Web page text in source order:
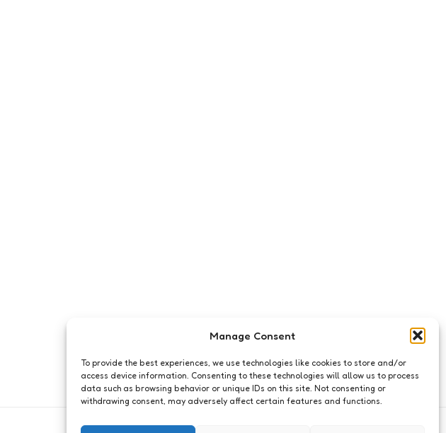
Manage Consent
To provide the best experiences, we use technologies like cookies to store and/or
access device information. Consenting to these technologies will allow us to process
data such as browsing behavior or unique IDs on this site. Not consenting or
withdrawing consent, may adversely affect certain features and functions.